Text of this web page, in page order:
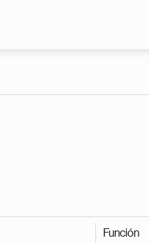
Función